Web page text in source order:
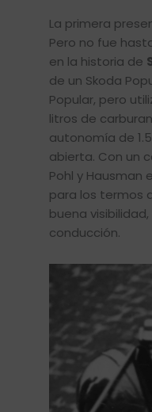
La primera
Pero no fue
en la historia de
de un Skoda
Popular, pero
litros de
autonomía de
abierta. Con un
Pohl y
para los termos
buena
conducción.